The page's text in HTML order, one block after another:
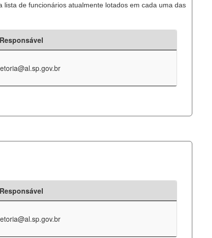
de funcionários atualmente lotados em cada uma das